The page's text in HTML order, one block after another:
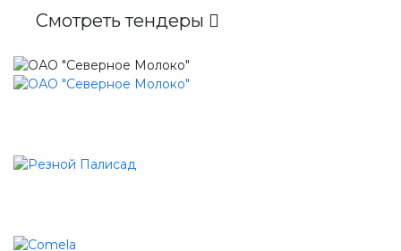
Смотреть тендеры